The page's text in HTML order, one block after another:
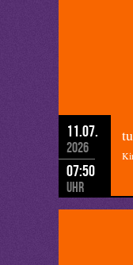
11.07.
2026
07:50
Uhr